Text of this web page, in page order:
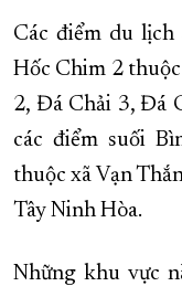
Các điểm du
Hốc Chim 2
2, Đá Chải 3, Đá
các điểm suối
thuộc xã Vạn
Tây Ninh Hòa.
Những khu vực